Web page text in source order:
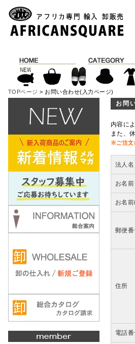
TOPページ > お問い合わせ(入力ページ)
お問
内容に
また、
※ご注文
法人名
お名前
お名
郵便番
住所
電話